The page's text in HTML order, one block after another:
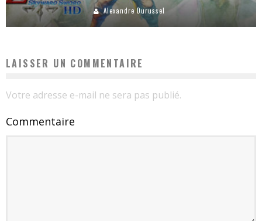
Alexandre Durussel
LAISSER UN COMMENTAIRE
Votre adresse e-mail ne sera pas publié.
Commentaire